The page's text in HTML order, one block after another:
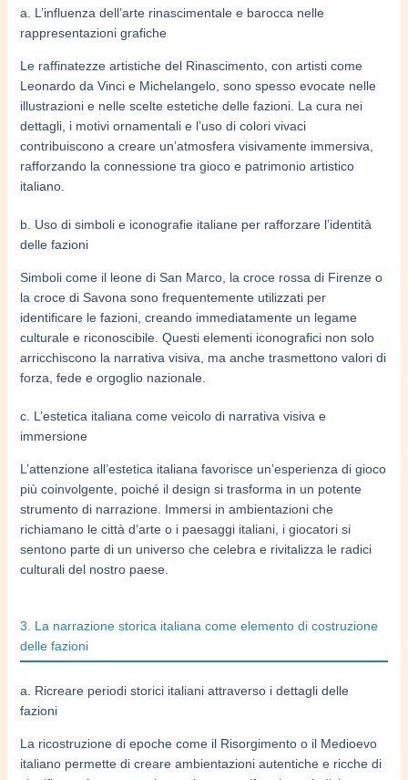
a. L’influenza dell’arte rinascimentale e barocca nelle
rappresentazioni grafiche
Le raffinatezze artistiche del Rinascimento, con artisti come
Leonardo da Vinci e Michelangelo, sono spesso evocate nelle
illustrazioni e nelle scelte estetiche delle fazioni. La cura nei
dettagli, i motivi ornamentali e l’uso di colori vivaci
contribuiscono a creare un’atmosfera visivamente immersiva,
rafforzando la connessione tra gioco e patrimonio artistico
italiano.
b. Uso di simboli e iconografie italiane per rafforzare l’identità
delle fazioni
Simboli come il leone di San Marco, la croce rossa di Firenze o
la croce di Savona sono frequentemente utilizzati per
identificare le fazioni, creando immediatamente un legame
culturale e riconoscibile. Questi elementi iconografici non solo
arricchiscono la narrativa visiva, ma anche trasmettono valori di
forza, fede e orgoglio nazionale.
c. L’estetica italiana come veicolo di narrativa visiva e
immersione
L’attenzione all’estetica italiana favorisce un’esperienza di gioco
più coinvolgente, poiché il design si trasforma in un potente
strumento di narrazione. Immersi in ambientazioni che
richiamano le città d’arte o i paesaggi italiani, i giocatori si
sentono parte di un universo che celebra e rivitalizza le radici
culturali del nostro paese.
3. La narrazione storica italiana come elemento di costruzione
delle fazioni
a. Ricreare periodi storici italiani attraverso i dettagli delle
fazioni
La ricostruzione di epoche come il Risorgimento o il Medioevo
italiano permette di creare ambientazioni autentiche e ricche di